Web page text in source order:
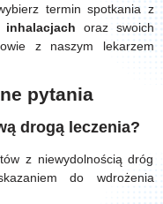
termin spotkania z
inhalacjach oraz swoich
z naszym lekarzem
pytania
drogą leczenia?
z niewydolnością dróg
do wdrożenia